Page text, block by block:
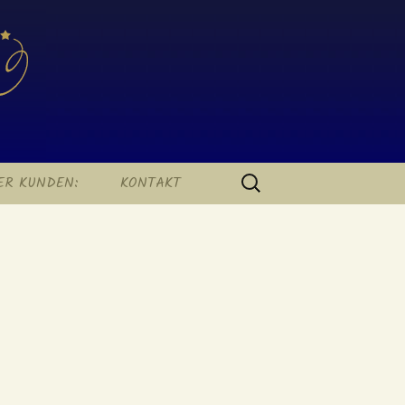
KUNDEN:
KONTAKT
SUCHEN
NACH: